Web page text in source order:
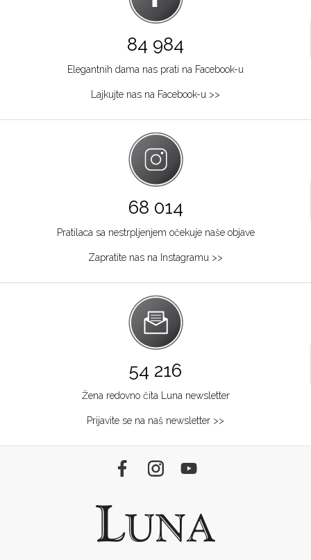
84 984
Elegantnih dama nas prati na Facebook-u
Lajkujte nas na Facebook-u >>
68 014
Pratilaca sa nestrpljenjem očekuje naše objave
Zapratite nas na Instagramu >>
54 216
Žena redovno čita Luna newsletter
Prijavite se na naš newsletter >>